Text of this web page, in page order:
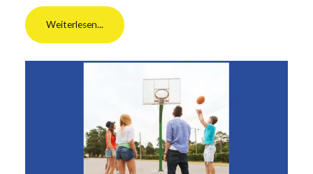
Weiterlesen...